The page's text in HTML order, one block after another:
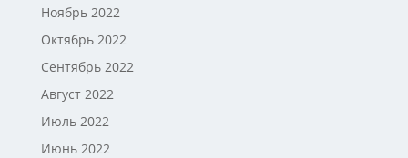
Ноябрь 2022
Октябрь 2022
Сентябрь 2022
Август 2022
Июль 2022
Июнь 2022